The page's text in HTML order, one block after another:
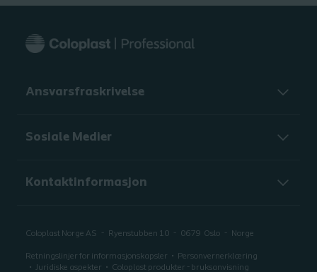
Ansvarsfraskrivelse
Sosiale Medier
Kontaktinformasjon
Coloplast Norge AS Ryenstubben 10 0679 Oslo Norge
Retningslinjer for informasjonskapsler
Personvernerklæring
Juridiske aspekter
Coloplast produkter - bruksanvisning